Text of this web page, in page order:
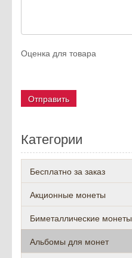
Оценка для товара
Категории
Бесплатно за заказ
Акционные монеты
Биметаллические монеты
Альбомы для монет